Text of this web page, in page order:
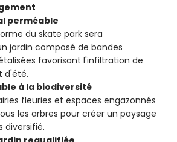
perméable
du skate park sera
jardin composé de bandes
favorisant l'infiltration de
d'été.
à la biodiversité
fleuries et espaces engazonnés
les arbres pour créer un paysage
diversifié.